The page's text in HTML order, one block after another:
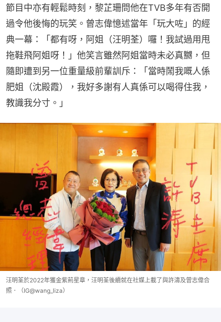
節目中亦有輕鬆時刻，黎芷珊問他在TVB多年有否開
過令他後悔的玩笑。曾志偉憶述當年「玩大咗」的經
典一幕：「都有呀，阿姐（汪明荃）囉！我試過用甩
拖鞋飛阿姐呀！」他笑言雖然阿姐當時未必真嬲，但
隨即遭到另一位重量級前輩訓斥：「當時鬧我嘅人係
肥姐（沈殿霞），我好多謝有人真係可以喝得住我，
教識我分寸。」
汪明荃於2022年獲金紫荊星章，汪明荃後續就在社媒上載了與許濤及曾志偉合
照．（IG@wang_liza）